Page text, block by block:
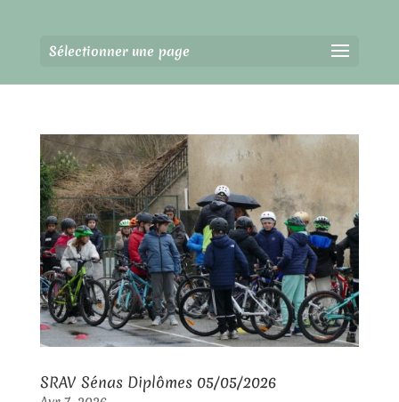
Sélectionner une page
SRAV Sénas Diplômes 05/05/2026